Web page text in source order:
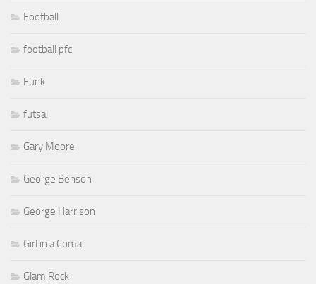
Football
football pfc
Funk
futsal
Gary Moore
George Benson
George Harrison
Girl in a Coma
Glam Rock